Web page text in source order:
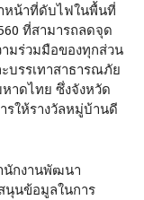
หน้าที่ดับไฟในพื้นที่
ที่สามารถลดจุด
ามร่วมมือของทุกส่วน
บรรเทาสาธารณภัย
าดไทย ซึ่งจังหวัด
รให้รางวัลหมู่บ้านดี
นักงานพัฒนา
นุนข้อมูลในการ